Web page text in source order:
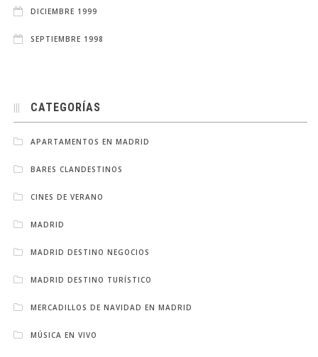
DICIEMBRE 1999
SEPTIEMBRE 1998
CATEGORÍAS
APARTAMENTOS EN MADRID
BARES CLANDESTINOS
CINES DE VERANO
MADRID
MADRID DESTINO NEGOCIOS
MADRID DESTINO TURÍSTICO
MERCADILLOS DE NAVIDAD EN MADRID
MÚSICA EN VIVO